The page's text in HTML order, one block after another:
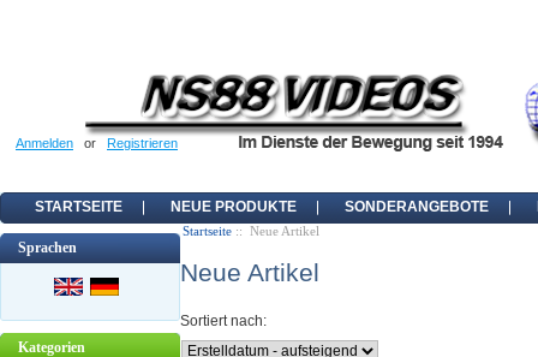
Anmelden or Registrieren
STARTSEITE NEUE PRODUKTE SONDERANGEBOTE
Sprachen
Kategorien
Startseite :: Neue Artikel
Neue Artikel
Sortiert nach: